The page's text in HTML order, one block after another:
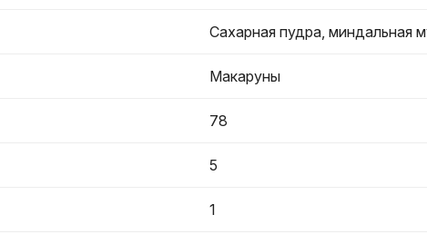
Сахарная пудра, миндальная
Макаруны
78
5
1